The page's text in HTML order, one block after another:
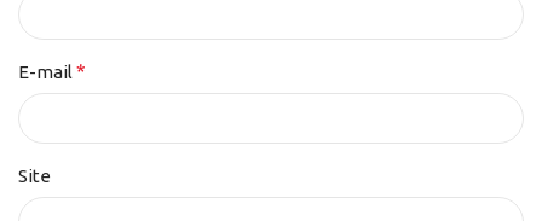
E-mail *
Site